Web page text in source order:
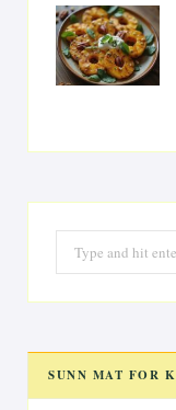
for:
SUNN MAT FOR